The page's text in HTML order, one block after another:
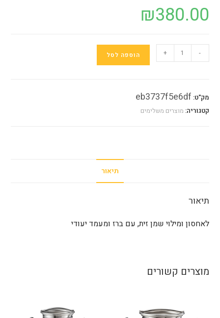
₪380.00
של
5
ליטר
-
+ הוספה לסל
מק"ט: eb3737f5e6df
קטגוריה: מוצרים משלימים
תיאור
תיאור
לאחסון ומילוי שמן זית, עם ברז ומעמד יעודי
מוצרים קשורים